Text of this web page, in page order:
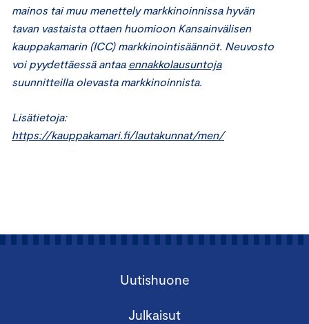
mainos tai muu menettely markkinoinnissa hyvän
tavan vastaista ottaen huomioon Kansainvälisen
kauppakamarin (ICC) markkinointisäännöt. Neuvosto
voi pyydettäessä antaa ennakkolausuntoja
suunnitteilla olevasta markkinoinnista.
Lisätietoja:
https://kauppakamari.fi/lautakunnat/men/
Uutishuone
Julkaisut